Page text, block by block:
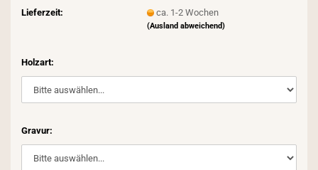
Lieferzeit: ca. 1-2 Wochen
(Ausland abweichend)
Holzart:
Gravur: